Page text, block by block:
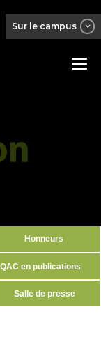
Sur le campus
Honneurs
en publications
Salle de presse